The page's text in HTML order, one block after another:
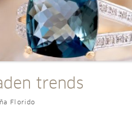
trends
Florido